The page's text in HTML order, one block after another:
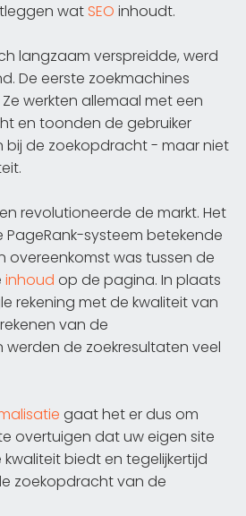
wat SEO inhoudt.
langzaam verspreidde, werd
De eerste zoekmachines
werkten allemaal met een
en toonden de gebruiker
bij de zoekopdracht - maar niet
revolutioneerde de markt. Het
PageRank-systeem betekende
overeenkomst was tussen de
inhoud op de pagina. In plaats
rekening met de kwaliteit van
van de
de zoekresultaten veel
gaat het er dus om
overtuigen dat uw eigen site
biedt en tegelijkertijd
zoekopdracht van de